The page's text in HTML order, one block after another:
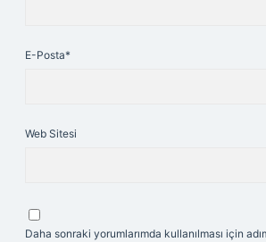
E-Posta*
Web Sitesi
Daha sonraki yorumlarımda kullanılması için